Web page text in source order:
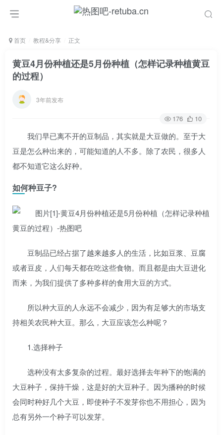
首页 教程&分享 正文
黄豆4月份种植还是5月份种植（怎样记录种植黄豆
的过程）
3年前发布
176 10
我们早已离不开的豆制品，其实就是大豆做的。至于大
豆是怎么种出来的，可能知道的人不多。除了农民，很多人
都不知道它这么好种。
如何种豆子?
豆制品已经占据了越来越多人的生活，比如豆浆、豆腐
或者豆皮，人们每天都在吃这些食物。而且都是由大豆进化
而来，为我们提供了多种多样的食用大豆的方式。
所以种大豆的人永远不会减少，因为有足够大的市场支
持相关农民种大豆。那么，大豆应该怎么种呢？
1.选择种子
选种没有太多复杂的过程。最好选择去年种下的饱满的
大豆种子，保持干燥，这是好的大豆种子。因为播种的时候
会同时种好几个大豆，即使种子不发芽你也不用担心，因为
总有另外一个种子可以发芽。